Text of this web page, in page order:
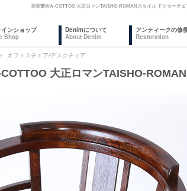
和骨董WA-COTTOO 大正ロマンTAISHO-ROMANスタイル ドクターチ
ンショップ
Shop
Denimについて
About Denim
アンティークの修
Restoration
＞ オフィスチェア/デスクチェア
大正ロマンTAISHO-